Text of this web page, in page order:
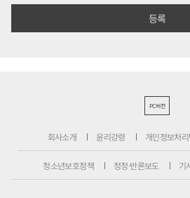
PC버전
회사소개 윤리강령 개인정보처
청소년보호정책 정정·반론보도 기